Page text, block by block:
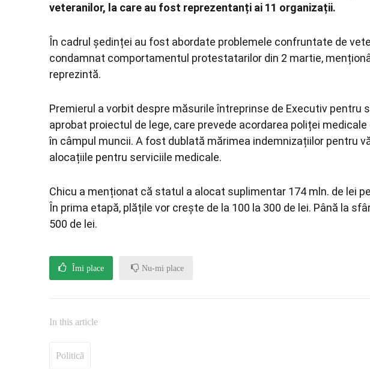
veteranilor, la care au fost reprezentanți ai 11 organizații.
În cadrul ședinței au fost abordate problemele confruntate de
condamnat comportamentul protestatarilor din 2 martie,
reprezintă.
Premierul a vorbit despre măsurile întreprinse de Executiv pentru
aprobat proiectul de lege, care prevede acordarea poliței
în câmpul muncii. A fost dublată mărimea indemnizațiilor pentru
alocațiile pentru serviciile medicale.
Chicu a menționat că statul a alocat suplimentar 174 mln. de lei
În prima etapă, plățile vor creşte de la 100 la 300 de lei. Până la
500 de lei.
Îmi place Nu-mi place
In this article
Politică